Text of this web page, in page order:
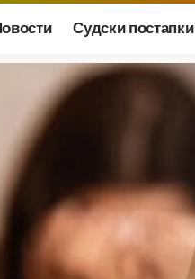
Судски постапки